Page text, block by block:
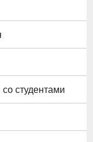
студентами